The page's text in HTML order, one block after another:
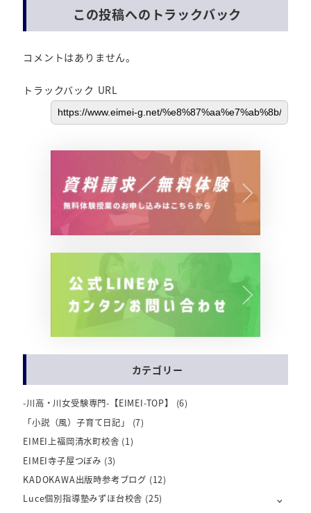
この投稿へのトラックバック
コメントはありません。
トラックバック URL
カテゴリー
-川高・川女受験専門-【EIMEI-TOP】
(6)
「小説（風）子育て日記」
(7)
EIMEI上福岡清水町校舎 (1)
EIMEI寺子屋つぼみ (3)
KADOKAWA出版時参考ブログ (12)
Luce個別指導塾みずほ台校舎 (25)